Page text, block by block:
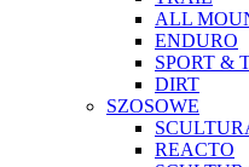
ALL
ENDURO
SPORT &
DIRT
SZOSOWE
REACTO